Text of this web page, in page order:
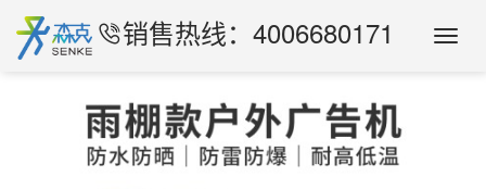
销售热线：4006680171